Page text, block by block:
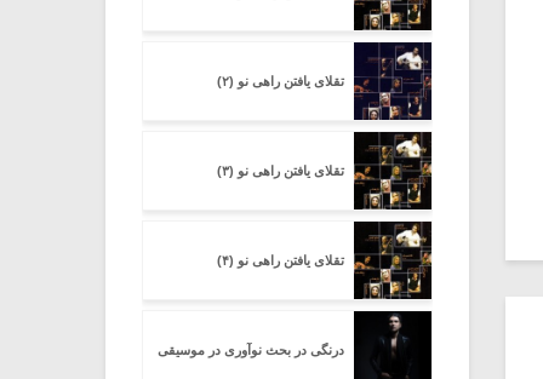
تقلای یافتن راهی نو (۲)
تقلای یافتن راهی نو (۳)
تقلای یافتن راهی نو (۴)
درنگی در بحث نوآوری در موسیقی